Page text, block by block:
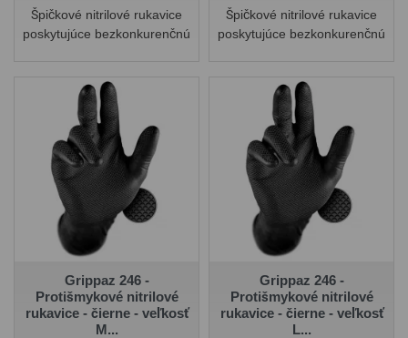
Špičkové nitrilové rukavice
poskytujúce bezkonkurenčnú
mechanikov a remeselníkov.
Špičkové nitrilové rukavice
poskytujúce bezkonkurenčnú
mechanikov a remeselníkov.
Grippaz 246 -
Protišmykové nitrilové
rukavice - čierne - veľkosť
M...
Grippaz 246 -
Protišmykové nitrilové
rukavice - čierne - veľkosť
L...